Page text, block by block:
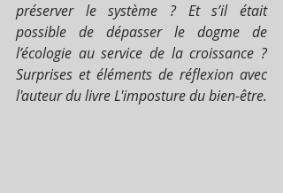
préserver le système ? Et s’il était
possible de dépasser le dogme de
l’écologie au service de la croissance ?
Surprises et éléments de réflexion avec